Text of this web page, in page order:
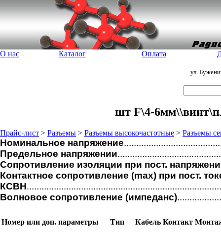
О нас Каталог Оплата
ул.
шт F\4-
Прайс-лист > Разъемы > Разъемы высокочастотные > Разъемы
Номинальное напряжение
Предельное напряжении
Сопротивление изоляции при пост.
Контактное сопротивление (max) при пост.
КСВН
Волновое сопротивление (импеданс)
Номер или доп. параметры Тип Кабель Контакт